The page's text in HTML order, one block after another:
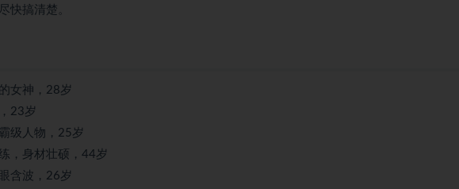
快搞清楚。
女神，28岁
23岁
级人物，25岁
，身材壮硕，44岁
含波，26岁